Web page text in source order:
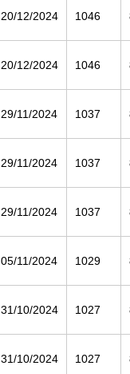
20/12/2024 1046
20/12/2024 1046
29/11/2024 1037
29/11/2024 1037
29/11/2024 1037
05/11/2024 1029
31/10/2024 1027
31/10/2024 1027